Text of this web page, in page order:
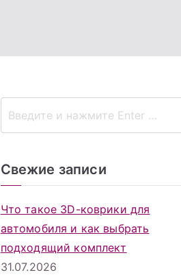
Свежие записи
Что такое 3D-коврики для
автомобиля и как выбрать
подходящий комплект
31.07.2026